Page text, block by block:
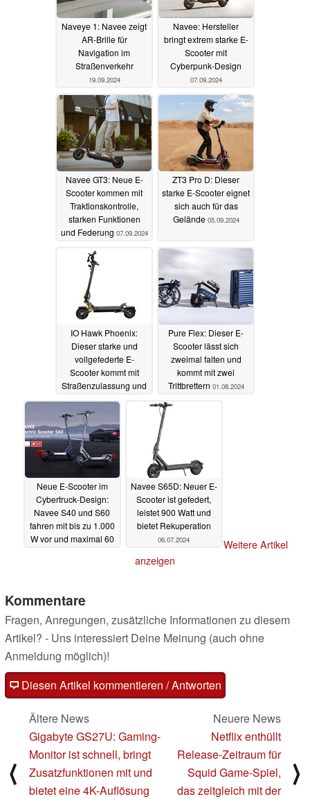
Naveye 1: Navee zeigt
AR-Brille für
Navigation im
Straßenverkehr
19.09.2024
Navee: Hersteller
bringt extrem starke E-
Scooter mit
Cyberpunk-Design
07.09.2024
Navee GT3: Neue E-
Scooter kommen mit
Traktionskontrolle,
starken Funktionen
und Federung 07.09.2024
ZT3 Pro D: Dieser
starke E-Scooter eignet
sich auch für das
Gelände 05.09.2024
IO Hawk Phoenix:
Dieser starke und
vollgefederte E-
Scooter kommt mit
Straßenzulassung und
04.08.2024
Pure Flex: Dieser E-
Scooter lässt sich
zweimal falten und
kommt mit zwei
Trittbrettern 01.08.2024
Neue E-Scooter im
Cybertruck-Design:
Navee S40 und S60
fahren mit bis zu 1.000
W vor und maximal 60
Navee S65D: Neuer E-
Scooter ist gefedert,
leistet 900 Watt und
bietet Rekuperation
06.07.2024
Weitere Artikel
anzeigen
Kommentare
Fragen, Anregungen, zusätzliche Informationen zu diesem
Artikel? - Uns interessiert Deine Meinung (auch ohne
Anmeldung möglich)!
Diesen Artikel kommentieren / Antworten
⟨
Ältere News
Gigabyte GS27U: Gaming-
Monitor ist schnell, bringt
Zusatzfunktionen mit und
bietet eine 4K-Auflösung
Neuere News
Netflix enthüllt
Release-Zeitraum für
Squid Game-Spiel,
das zeitgleich mit der
⟩